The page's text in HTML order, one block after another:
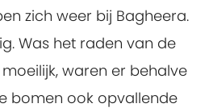
zich weer bij Bagheera.
Was het raden van de
waren er behalve
bomen ook opvallende